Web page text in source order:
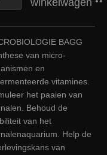
winkelwagen
BAGG
van micro-
en
vitamines.
het paaien van
Behoud de
van het
Help de
van